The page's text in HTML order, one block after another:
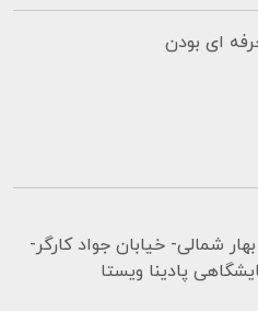
ای بودن
شمالی- خیابان جواد کارگر-